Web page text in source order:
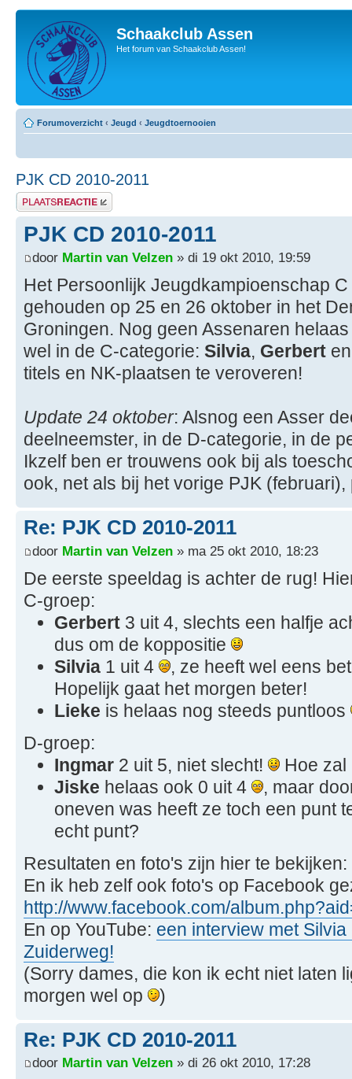
Schaakclub Assen
Het forum van Schaakclub Assen!
Forumoverzicht ‹ Jeugd ‹ Jeugdtoernooien
PJK CD 2010-2011
Plaats een reactie
PJK CD 2010-2011
door Martin van Velzen » di 19 okt 2010, 19:59
Het Persoonlijk Jeugdkampioenschap
gehouden op 25 en 26 oktober in het
Groningen. Nog geen Assenaren
wel in de C-categorie: Silvia, Gerbert
titels en NK-plaatsen te veroveren!
Update 24 oktober: Alsnog een Asser
deelneemster, in de D-categorie, in de
Ikzelf ben er trouwens ook bij als
ook, net als bij het vorige PJK
Re: PJK CD 2010-2011
door Martin van Velzen » ma 25 okt 2010, 18:23
De eerste speeldag is achter de rug!
C-groep:
Gerbert 3 uit 4, slechts een halfje
dus om de koppositie
Silvia 1 uit 4
, ze heeft wel eens
Hopelijk gaat het morgen beter!
Lieke is helaas nog steeds puntloos
D-groep:
Ingmar 2 uit 5, niet slecht!
Hoe
Jiske helaas ook 0 uit 4
, maar
oneven was heeft ze toch een punt
echt punt?
Resultaten en foto's zijn hier te bekijken:
En ik heb zelf ook foto's op Facebook
http://www.facebook.com/
En op YouTube: een interview met
Zuiderweg!
(Sorry dames, die kon ik echt niet laten
morgen wel op
)
Re: PJK CD 2010-2011
door Martin van Velzen » di 26 okt 2010, 17:28